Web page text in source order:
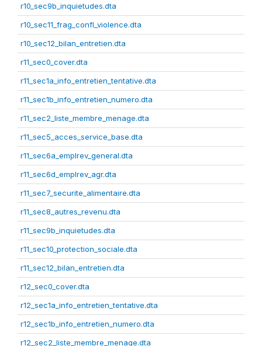
r10_sec9b_inquietudes.dta
r10_sec11_frag_confl_violence.dta
r10_sec12_bilan_entretien.dta
r11_sec0_cover.dta
r11_sec1a_info_entretien_tentative.dta
r11_sec1b_info_entretien_numero.dta
r11_sec2_liste_membre_menage.dta
r11_sec5_acces_service_base.dta
r11_sec6a_emplrev_general.dta
r11_sec6d_emplrev_agr.dta
r11_sec7_securite_alimentaire.dta
r11_sec8_autres_revenu.dta
r11_sec9b_inquietudes.dta
r11_sec10_protection_sociale.dta
r11_sec12_bilan_entretien.dta
r12_sec0_cover.dta
r12_sec1a_info_entretien_tentative.dta
r12_sec1b_info_entretien_numero.dta
r12_sec2_liste_membre_menage.dta